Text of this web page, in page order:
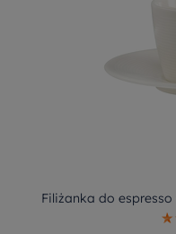
Filiżanka do espresso